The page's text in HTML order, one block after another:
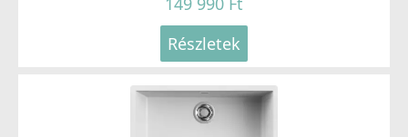
ELLECI - Csaptelep Adige K86
99 990 Ft
Részletek
Részletek